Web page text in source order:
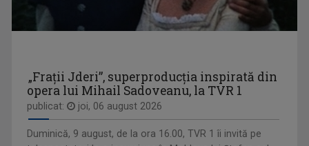
TELEENCICLOPEDIA
IULIANA TUDOR
Face audienţe-record pentru Televiziunea ...
„Frații Jderi”, superproducția inspirată din
opera lui Mihail Sadoveanu, la TVR 1
publicat: joi, 06 august 2026
Duminică, 9 august, de la ora 16.00, TVR 1 îi invită pe